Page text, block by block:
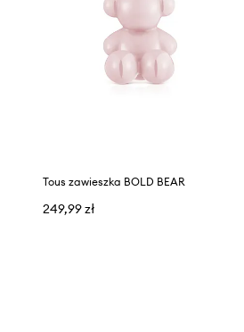
Tous zawieszka BOLD BEAR
249,99 zł